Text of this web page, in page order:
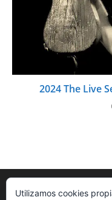
2024 The Live
Utilizamos cookies